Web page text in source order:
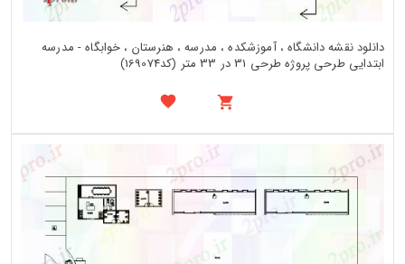
دانلود نقشه دانشگاه ، آموزشکده ، مدرسه ، هنرستان ، خوابگاه - مدرسه
ابتدایی طرحی پروژه طرحی 31 در 33 متر (کد169074)